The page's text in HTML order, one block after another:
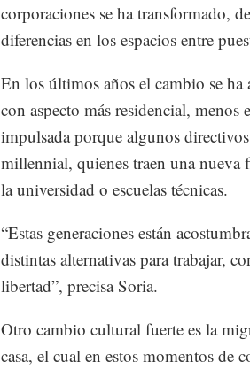
corporaciones se ha transformado,
diferencias en los espacios entre
En los últimos años el cambio se ha
con aspecto más residencial, menos
impulsada porque algunos
millennial, quienes traen una nueva
la universidad o escuelas técnicas.
“Estas generaciones están
distintas alternativas para trabajar,
libertad”, precisa Soria.
Otro cambio cultural fuerte es la
casa, el cual en estos momentos